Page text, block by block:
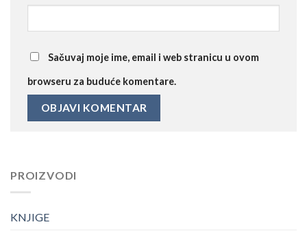
Sačuvaj moje ime, email i web stranicu u ovom
browseru za buduće komentare.
PROIZVODI
KNJIGE